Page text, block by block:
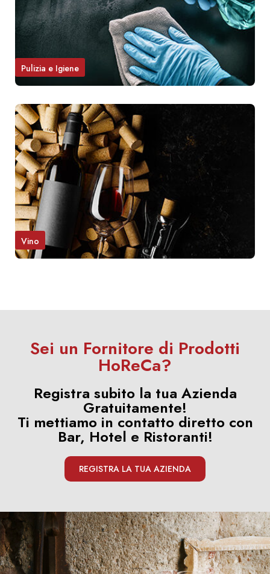
Pulizia e Igiene
Vino
Sei un Fornitore di Prodotti
HoReCa?
Registra subito la tua Azienda
Gratuitamente!
Ti mettiamo in contatto diretto con
Bar, Hotel e Ristoranti!
REGISTRA LA TUA AZIENDA